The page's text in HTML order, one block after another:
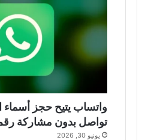
واتساب يتيح حجز
تواصل بدون مشاركة
يونيو 30, 2026